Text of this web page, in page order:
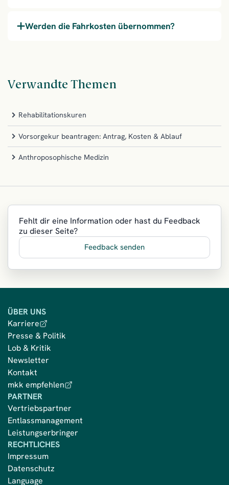
Werden die Fahrkosten übernommen?
Verwandte Themen
Rehabilitationskuren
Vorsorgekur beantragen: Antrag, Kosten & Ablauf
Anthroposophische Medizin
Fehlt dir eine Information oder hast du Feedback
zu dieser Seite?
Feedback senden
ÜBER UNS
Karriere
Presse & Politik
Lob & Kritik
Newsletter
Kontakt
mkk empfehlen
PARTNER
Vertriebspartner
Entlassmanagement
Leistungserbringer
RECHTLICHES
Impressum
Datenschutz
Language